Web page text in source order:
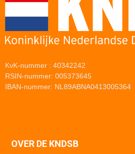
KvK-nummer : 40342242
RSIN-nummer: 005373645
IBAN-nummer: NL89ABNA0413005364
OVER DE KNDSB